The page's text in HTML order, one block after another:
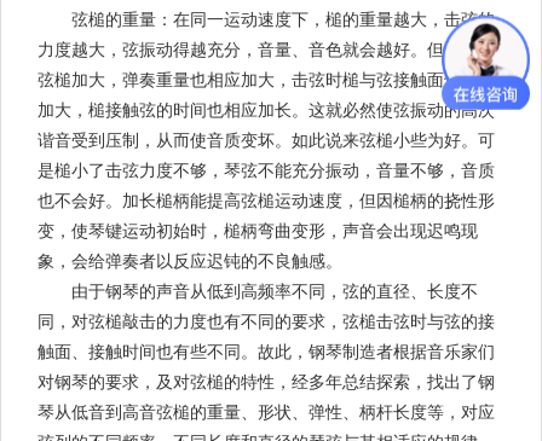
弦槌的重量：在同一运动速度下，槌的重量越大，击弦的
力度越大，弦振动得越充分，音量、音色就会越好。但是由于
弦槌加大，弹奏重量也相应加大，击弦时槌与弦接触面也相应
加大，槌接触弦的时间也相应加长。这就必然使弦振动的高次
谐音受到压制，从而使音质变坏。如此说来弦槌小些为好。可
是槌小了击弦力度不够，琴弦不能充分振动，音量不够，音质
也不会好。加长槌柄能提高弦槌运动速度，但因槌柄的挠性形
变，使琴键运动初始时，槌柄弯曲变形，声音会出现迟鸣现
象，会给弹奏者以反应迟钝的不良触感。
由于钢琴的声音从低到高频率不同，弦的直径、长度不
同，对弦槌敲击的力度也有不同的要求，弦槌击弦时与弦的接
触面、接触时间也有些不同。故此，钢琴制造者根据音乐家们
对钢琴的要求，及对弦槌的特性，经多年总结探索，找出了钢
琴从低音到高音弦槌的重量、形状、弹性、柄杆长度等，对应